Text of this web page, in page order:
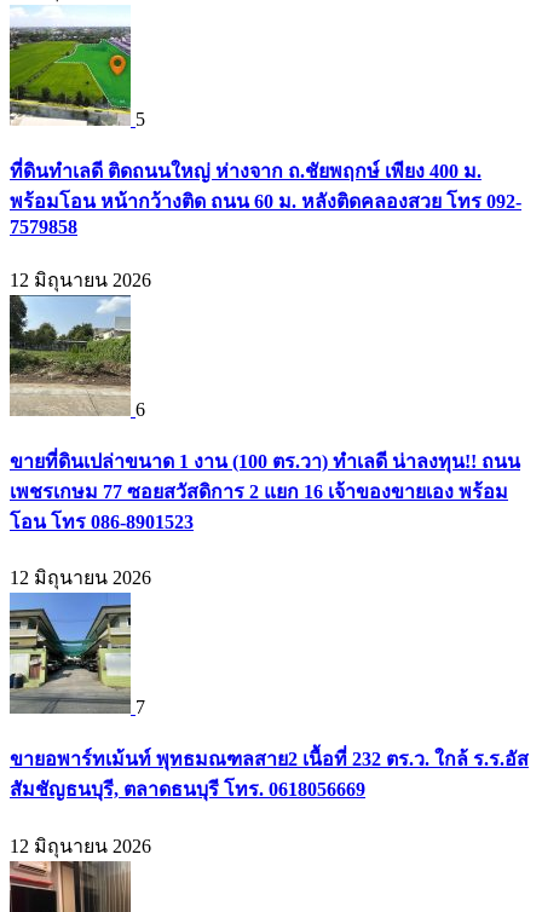
5
ที่ดินทำเลดี ติดถนนใหญ่ ห่างจาก ถ.ชัยพฤกษ์ เพียง 400 ม.
พร้อมโอน หน้ากว้างติด ถนน 60 ม. หลังติดคลองสวย โทร 092-
7579858
12 มิถุนายน 2026
6
ขายที่ดินเปล่าขนาด 1 งาน (100 ตร.วา) ทำเลดี น่าลงทุน!! ถนน
เพชรเกษม 77 ซอยสวัสดิการ 2 แยก 16 เจ้าของขายเอง พร้อม
โอน โทร 086-8901523
12 มิถุนายน 2026
7
ขายอพาร์ทเม้นท์ พุทธมณฑลสาย2 เนื้อที่ 232 ตร.ว. ใกล้ ร.ร.อัส
สัมชัญธนบุรี, ตลาดธนบุรี โทร. 0618056669
12 มิถุนายน 2026